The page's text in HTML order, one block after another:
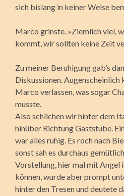
sich bislang in keiner Weise
Marco grinste. »Ziemlich viel,
kommt, wir sollten keine Zeit
Zu meiner Beruhigung gab’s
Diskussionen. Augenscheinlich
Marco verlassen, was sogar
musste.
Also schlichen wir hinter dem
hinüber Richtung Gaststube.
war alles ruhig. Es roch nach
sonst sah es durchaus
Vorstellung, hier mal mit Angel
können, wurde aber prompt
hinter den Tresen und deutete